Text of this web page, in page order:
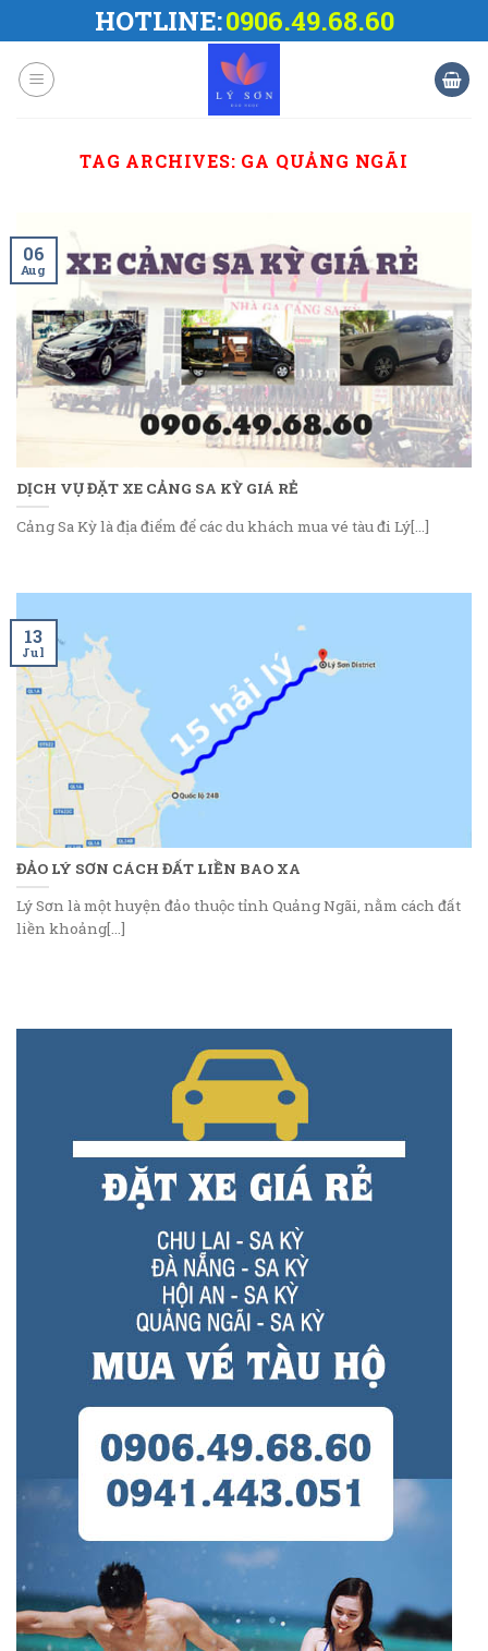
to
content
HOTLINE:0906.49.68.60
TAG ARCHIVES: GA QUẢNG NGÃI
DỊCH VỤ ĐẶT XE CẢNG SA KỲ GIÁ RẺ
Cảng Sa Kỳ là địa điểm để các du khách mua vé tàu đi Lý[...]
06
Aug
ĐẢO LÝ SƠN CÁCH ĐẤT LIỀN BAO XA
Lý Sơn là một huyện đảo thuộc tỉnh Quảng Ngãi, nằm cách đất
liền khoảng[...]
13
Jul